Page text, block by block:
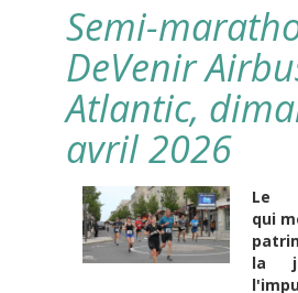
Semi-
DeVenir
Atlantic,
avril 2026
Le
qui
la